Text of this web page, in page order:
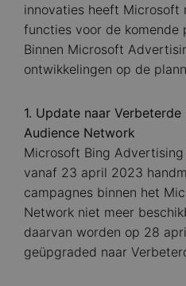
innovaties heeft Microsoft
functies voor de komende
Binnen Microsoft
ontwikkelingen op de
1. Update naar
Audience Network
Microsoft Bing
vanaf 23 april 2023
campagnes binnen het
Network niet meer
daarvan worden op 28
geüpgraded naar